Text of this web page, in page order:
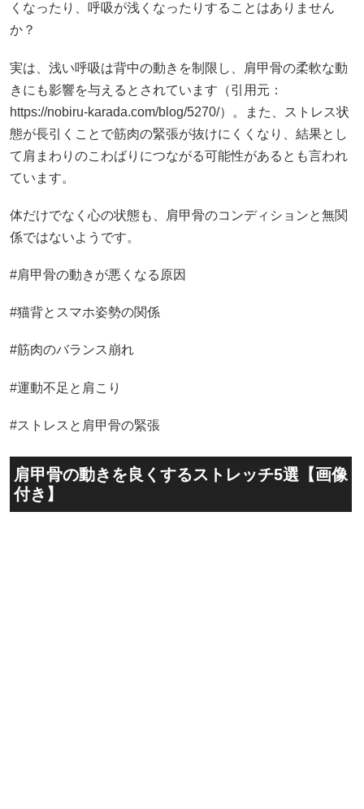
くなったり、呼吸が浅くなったりすることはありません
か？
実は、浅い呼吸は背中の動きを制限し、肩甲骨の柔軟な動
きにも影響を与えるとされています（引用元：
https://nobiru-karada.com/blog/5270/）。また、ストレス状
態が長引くことで筋肉の緊張が抜けにくくなり、結果とし
て肩まわりのこわばりにつながる可能性があるとも言われ
ています。
体だけでなく心の状態も、肩甲骨のコンディションと無関
係ではないようです。
#肩甲骨の動きが悪くなる原因
#猫背とスマホ姿勢の関係
#筋肉のバランス崩れ
#運動不足と肩こり
#ストレスと肩甲骨の緊張
肩甲骨の動きを良くするストレッチ5選【画像
付き】